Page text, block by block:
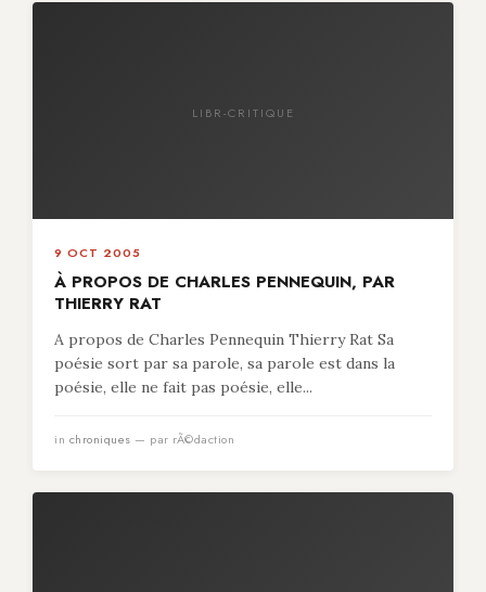
LIBR-CRITIQUE
9 OCT 2005
À PROPOS DE CHARLES PENNEQUIN, PAR
THIERRY RAT
A propos de Charles Pennequin Thierry Rat Sa
poésie sort par sa parole, sa parole est dans la
poésie, elle ne fait pas poésie, elle...
in chroniques — par rÃ©daction